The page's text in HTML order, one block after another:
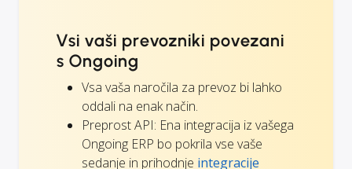
Vsi vaši prevozniki povezani
s Ongoing
Vsa vaša naročila za prevoz bi lahko
oddali na enak način.
Preprost API: Ena integracija iz vašega
Ongoing ERP bo pokrila vse vaše
sedanje in prihodnje integracije